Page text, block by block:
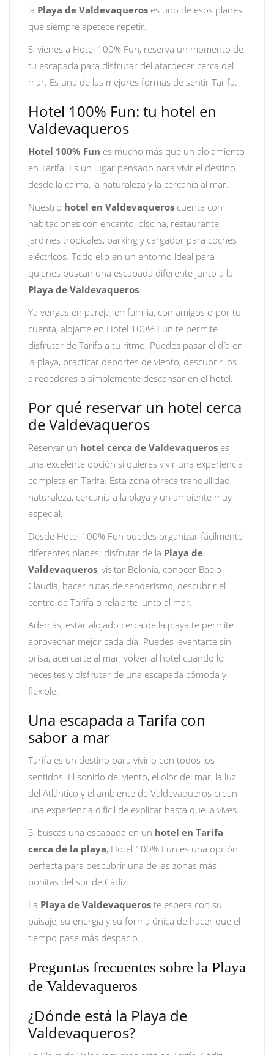
la Playa de Valdevaqueros es uno de esos planes
que siempre apetece repetir.
Si vienes a Hotel 100% Fun, reserva un momento de
tu escapada para disfrutar del atardecer cerca del
mar. Es una de las mejores formas de sentir Tarifa.
Hotel 100% Fun: tu hotel en
Valdevaqueros
Hotel 100% Fun es mucho más que un alojamiento
en Tarifa. Es un lugar pensado para vivir el destino
desde la calma, la naturaleza y la cercanía al mar.
Nuestro hotel en Valdevaqueros cuenta con
habitaciones con encanto, piscina, restaurante,
jardines tropicales, parking y cargador para coches
eléctricos. Todo ello en un entorno ideal para
quienes buscan una escapada diferente junto a la
Playa de Valdevaqueros.
Ya vengas en pareja, en familia, con amigos o por tu
cuenta, alojarte en Hotel 100% Fun te permite
disfrutar de Tarifa a tu ritmo. Puedes pasar el día en
la playa, practicar deportes de viento, descubrir los
alrededores o simplemente descansar en el hotel.
Por qué reservar un hotel cerca
de Valdevaqueros
Reservar un hotel cerca de Valdevaqueros es
una excelente opción si quieres vivir una experiencia
completa en Tarifa. Esta zona ofrece tranquilidad,
naturaleza, cercanía a la playa y un ambiente muy
especial.
Desde Hotel 100% Fun puedes organizar fácilmente
diferentes planes: disfrutar de la Playa de
Valdevaqueros, visitar Bolonia, conocer Baelo
Claudia, hacer rutas de senderismo, descubrir el
centro de Tarifa o relajarte junto al mar.
Además, estar alojado cerca de la playa te permite
aprovechar mejor cada día. Puedes levantarte sin
prisa, acercarte al mar, volver al hotel cuando lo
necesites y disfrutar de una escapada cómoda y
flexible.
Una escapada a Tarifa con
sabor a mar
Tarifa es un destino para vivirlo con todos los
sentidos. El sonido del viento, el olor del mar, la luz
del Atlántico y el ambiente de Valdevaqueros crean
una experiencia difícil de explicar hasta que la vives.
Si buscas una escapada en un hotel en Tarifa
cerca de la playa, Hotel 100% Fun es una opción
perfecta para descubrir una de las zonas más
bonitas del sur de Cádiz.
La Playa de Valdevaqueros te espera con su
paisaje, su energía y su forma única de hacer que el
tiempo pase más despacio.
Preguntas frecuentes sobre la Playa
de Valdevaqueros
¿Dónde está la Playa de
Valdevaqueros?